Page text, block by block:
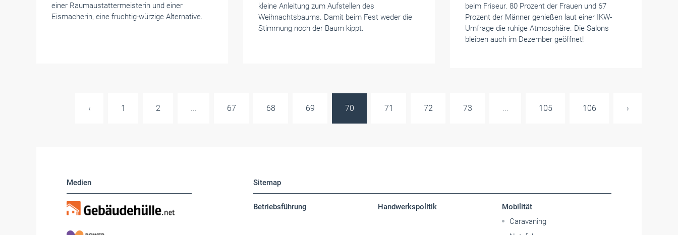
einer Raumaustattermeisterin und einer
Eismacherin, eine fruchtig-würzige Alternative.
kleine Anleitung zum Aufstellen des
Weihnachtsbaums. Damit beim Fest weder die
Stimmung noch der Baum kippt.
beim Friseur. 80 Prozent der Frauen und 67
Prozent der Männer genießen laut einer IKW-
Umfrage die ruhige Atmosphäre. Die Salons
bleiben auch im Dezember geöffnet!
‹ 1 2 ... 67 68 69 70 71 72 73 ... 105 106 ›
Medien Sitemap
Betriebsführung Handwerkspolitik
Mobilität
Caravaning